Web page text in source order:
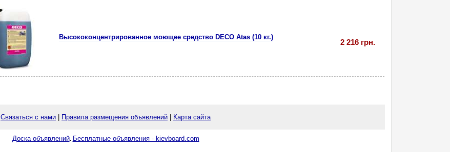
Высококонцентрированное моющее средство DECO Atas (10 кг.)
2 216 грн.
Связаться с нами Правила размещения объявлений Карта сайта
Доска объявлений. Бесплатные объявления - kievboard.com